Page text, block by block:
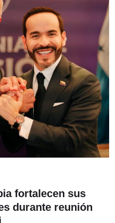
fortalecen sus
durante reunión